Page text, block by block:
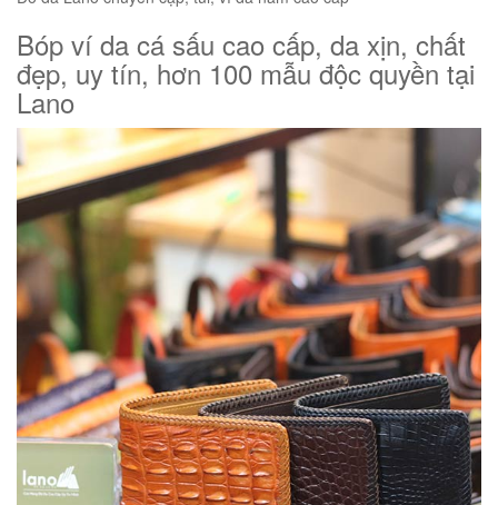
Bóp ví da cá sấu cao cấp, da xịn, chất
đẹp, uy tín, hơn 100 mẫu độc quyền tại
Lano